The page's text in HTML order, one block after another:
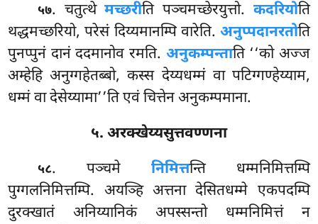
५७. चतुत्थेमच्छरीति पञ्चमच्छेरयुत्तो. कदरियोति
थद्धमच्छरियो, परेसं दिय्यमानम्पि वारेति. अनुप्पदानरतोति
पुनप्पुनं दानं ददमानोव रमति. अनुकम्पन्ताति ‘‘को अज्ज
अम्हेहि अनुग्गहेतब्बो, कस्स देय्यधम्मं वा पटिग्गण्हेय्याम,
धम्मं वा देसेय्यामा’’ति एवं चित्तेन अनुकम्पमाना.
५. अरक्खेय्यसुत्तवण्णना
५८. पञ्चमे निमित्तन्ति धम्मनिमित्तम्पि
पुग्गलनिमित्तम्पि. अयञ्हि अत्तना देसितधम्मे एकपदम्पि
दुरक्खातं अनिय्यानिकं अपस्सन्तो धम्मनिमित्तं न